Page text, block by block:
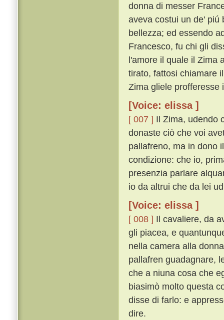
donna di messer
aveva costui un de' piú
bellezza; ed essendo
Francesco, fu chi gli
l'amore il quale il Zima
tirato, fattosi chiamare
Zima gliele profferesse
[Voice: elissa ]
[ 007 ] Il Zima, udendo
donaste ciò che voi
pallafreno, ma in dono
condizione: che io,
presenzia parlare
io da altrui che da lei
[Voice: elissa ]
[ 008 ] Il cavaliere, da
gli piacea, e
nella camera alla
pallafren guadagnare,
che a niuna cosa che
biasimò molto questa
disse di farlo: e
dire.